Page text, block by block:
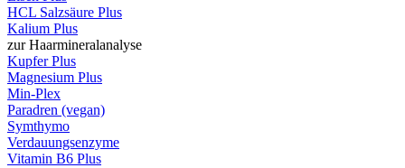
HCL Salzsäure Plus
Kalium Plus
zur Haarmineralanalyse
Kupfer Plus
Magnesium Plus
Min-Plex
Paradren (vegan)
Symthymo
Verdauungsenzyme
Vitamin B6 Plus